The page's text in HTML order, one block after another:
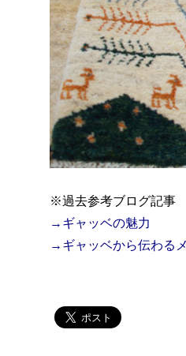
※過去参考ブログ記事
→ギャッベの魅力
→ギャッベから伝わる